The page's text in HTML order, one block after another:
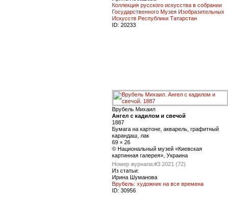
Коллекция русского искусства в собрании
Государственного Музея Изобразительных
Искусств Республики Татарстан
ID: 20233
Врубель Михаил
Ангел с кадилом и свечой
1887
Бумага на картоне, акварель, графитный
карандаш, лак
69 × 26
© Национальный музей «Киевская
картинная галерея», Украина
Номер журнала:#3 2021 (72)
Из статьи:
Ирина Шуманова
Врубель: художник на все времена
ID: 30956